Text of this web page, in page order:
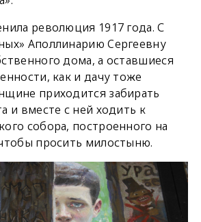
революция 1917 года. С
Аполлинарию Cергеевну
дома, а оставшиеся
как и дачу тоже
приходится забирать
и вместе с ней ходить к
собора, построенного на
просить милостыню.